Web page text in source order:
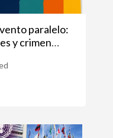
paralelo:
y crimen